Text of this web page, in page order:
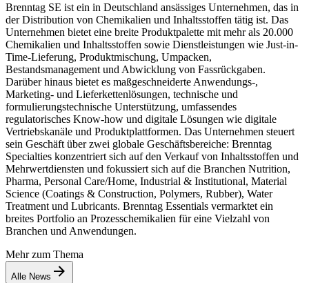
Brenntag SE ist ein in Deutschland ansässiges Unternehmen, das in
der Distribution von Chemikalien und Inhaltsstoffen tätig ist. Das
Unternehmen bietet eine breite Produktpalette mit mehr als 20.000
Chemikalien und Inhaltsstoffen sowie Dienstleistungen wie Just-in-
Time-Lieferung, Produktmischung, Umpacken,
Bestandsmanagement und Abwicklung von Fassrückgaben.
Darüber hinaus bietet es maßgeschneiderte Anwendungs-,
Marketing- und Lieferkettenlösungen, technische und
formulierungstechnische Unterstützung, umfassendes
regulatorisches Know-how und digitale Lösungen wie digitale
Vertriebskanäle und Produktplattformen. Das Unternehmen steuert
sein Geschäft über zwei globale Geschäftsbereiche: Brenntag
Specialties konzentriert sich auf den Verkauf von Inhaltsstoffen und
Mehrwertdiensten und fokussiert sich auf die Branchen Nutrition,
Pharma, Personal Care/Home, Industrial & Institutional, Material
Science (Coatings & Construction, Polymers, Rubber), Water
Treatment und Lubricants. Brenntag Essentials vermarktet ein
breites Portfolio an Prozesschemikalien für eine Vielzahl von
Branchen und Anwendungen.
Mehr zum Thema
Alle News